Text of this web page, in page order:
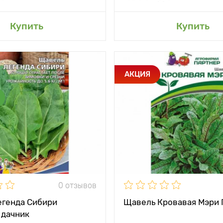
Купитьв мой сад Купить
Добавить в мой
0 отзывов
Сибири
Вкус слабо­кислый
26 - 30 см
10 х 20 см
солнце, полутень,
Раннеспелый (39 -
42 дней)
АКЦИЯ
Щавель Кровавая Мэри
Особенности
На
Высота растения
Растояние между
растениями
Местоположение
Период созревания